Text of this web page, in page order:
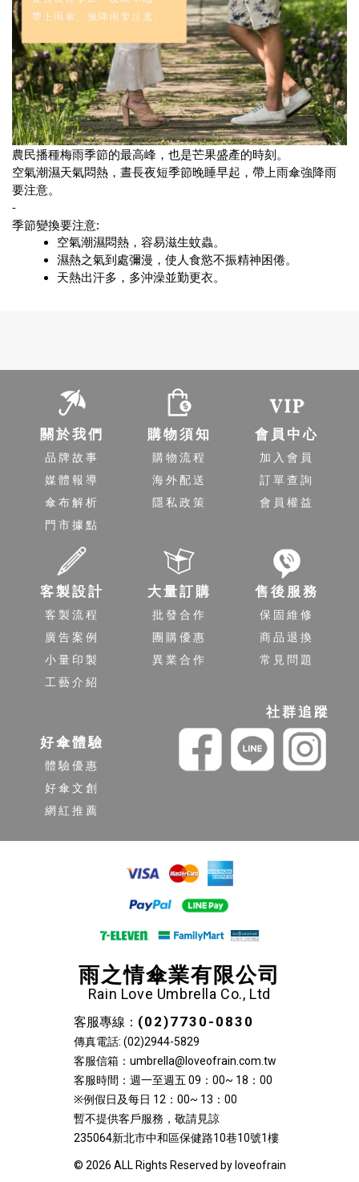
農民播種梅雨季節的最高峰，也是芒果盛產的時刻。
空氣潮濕天氣悶熱，晝長夜短季節晚睡早起，帶上雨傘強降雨
要注意。
-
季節變換要注意:
空氣潮濕悶熱，容易滋生蚊蟲。
濕熱之氣到處彌漫，使人食慾不振精神困倦。
天熱出汗多，多沖澡並勤更衣。
關於我們
品牌故事
媒體報導
傘布解析
門市據點
購物須知
購物流程
海外配送
隱私政策
會員中心
加入會員
訂單查詢
會員權益
客製設計
客製流程
廣告案例
小量印製
工藝介紹
大量訂購
批發合作
團購優惠
異業合作
售後服務
保固維修
商品退換
常見問題
好傘體驗
體驗優惠
好傘文創
網紅推薦
社群追蹤
雨之情傘業有限公司
Rain Love Umbrella Co., Ltd
客服專線： (02)7730-0830
傳真電話: (02)2944-5829
客服信箱：umbrella@loveofrain.com.tw
客服時間：週一至週五 09：00~ 18：00
※例假日及每日 12：00~ 13：00
暫不提供客戶服務，敬請見諒
235064新北市中和區保健路10巷10號1樓
© 2026 ALL Rights Reserved by loveofrain